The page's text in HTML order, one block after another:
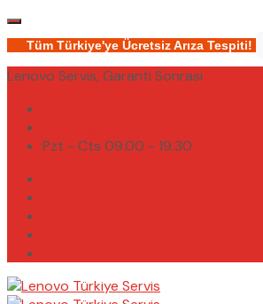
Tüm Türkiye'ye Ücretsiz Arıza Tespiti!
Lenovo Servis, Garanti Sonrası
Pzt - Cts 09.00 - 19.30